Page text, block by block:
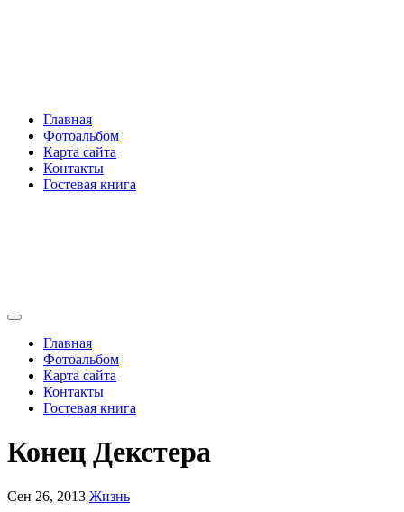
Главная
Фотоальбом
Карта сайта
Контакты
Гостевая книга
Главная
Фотоальбом
Карта сайта
Контакты
Гостевая книга
Конец Декстера
Сен 26, 2013 Жизнь